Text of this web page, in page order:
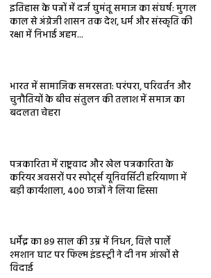
इतिहास के पन्नों में दर्ज घुमंतू समाज का संघर्ष: मुगल
काल से अंग्रेजी शासन तक देश, धर्म और संस्कृति की
रक्षा में निभाई अहम...
भारत में सामाजिक समरसता: परंपरा, परिवर्तन और
चुनौतियों के बीच संतुलन की तलाश में समाज का
बदलता चेहरा
पत्रकारिता में राष्ट्रवाद और खेल पत्रकारिता के
करियर अवसरों पर स्पोर्ट्स यूनिवर्सिटी हरियाणा में
बड़ी कार्यशाला, 400 छात्रों ने लिया हिस्सा
धर्मेंद्र का 89 साल की उम्र में निधन, विले पार्ले
श्मशान घाट पर फिल्म इंडस्ट्री ने दी नम आंखों से
विदाई